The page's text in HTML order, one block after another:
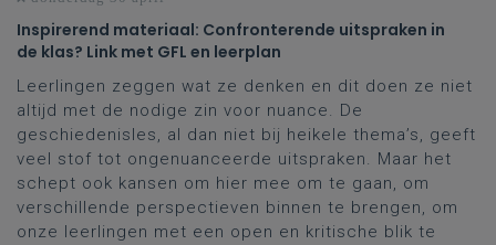
Inspirerend materiaal: Confronterende uitspraken in
de klas? Link met GFL en leerplan
Leerlingen zeggen wat ze denken en dit doen ze niet
altijd met de nodige zin voor nuance. De
geschiedenisles, al dan niet bij heikele thema’s, geeft
veel stof tot ongenuanceerde uitspraken. Maar het
schept ook kansen om hier mee om te gaan, om
verschillende perspectieven binnen te brengen, om
onze leerlingen met een open en kritische blik te